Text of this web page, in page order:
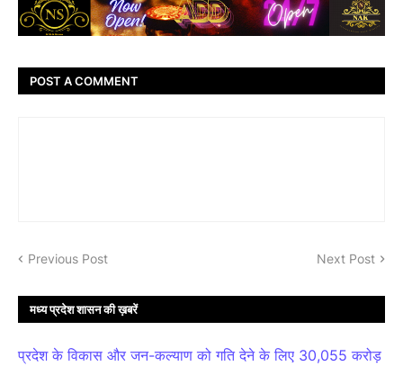
POST A COMMENT
Previous Post Next Post
मध्य प्रदेश शासन की ख़बरें
प्रदेश के विकास और जन-कल्याण को गति देने के लिए 30,055 करोड़